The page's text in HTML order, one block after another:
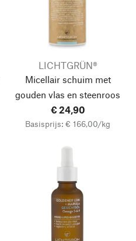
LICHTGRÜN®
Micellair schuim met
gouden vlas en steenroos
€ 24,90
Basisprijs: € 166,00/kg